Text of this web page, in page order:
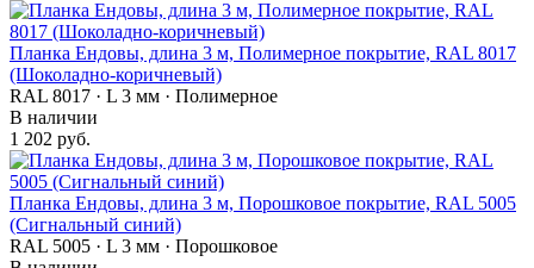
Планка Ендовы, длина 3 м, Полимерное покрытие, RAL 8017
(Шоколадно-коричневый)
RAL 8017 · L 3 мм · Полимерное
В наличии
1 202 руб.
Планка Ендовы, длина 3 м, Порошковое покрытие, RAL 5005
(Сигнальный синий)
RAL 5005 · L 3 мм · Порошковое